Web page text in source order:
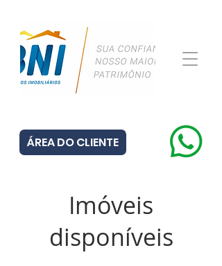
ÁREA DO CLIENTE
Imóveis
disponíveis